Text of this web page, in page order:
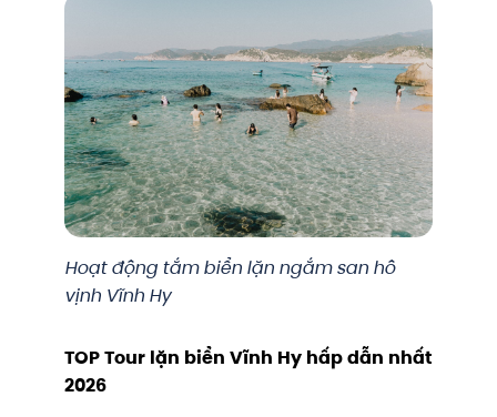
Hoạt động tắm biển lặn ngắm san hô
vịnh Vĩnh Hy
TOP Tour lặn biển Vĩnh Hy hấp dẫn nhất
2026